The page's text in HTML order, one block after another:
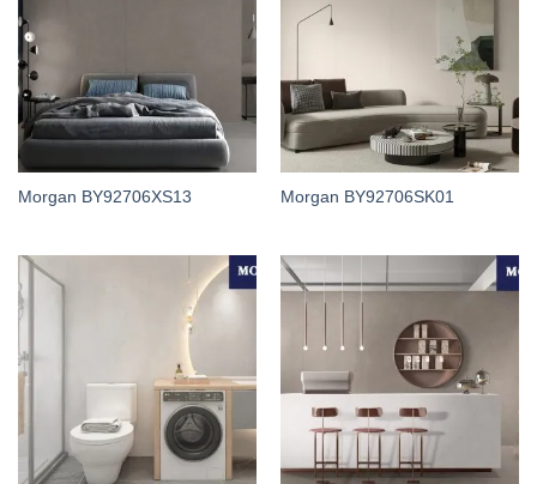
Morgan BY92706XS13 Morgan BY92706SK01